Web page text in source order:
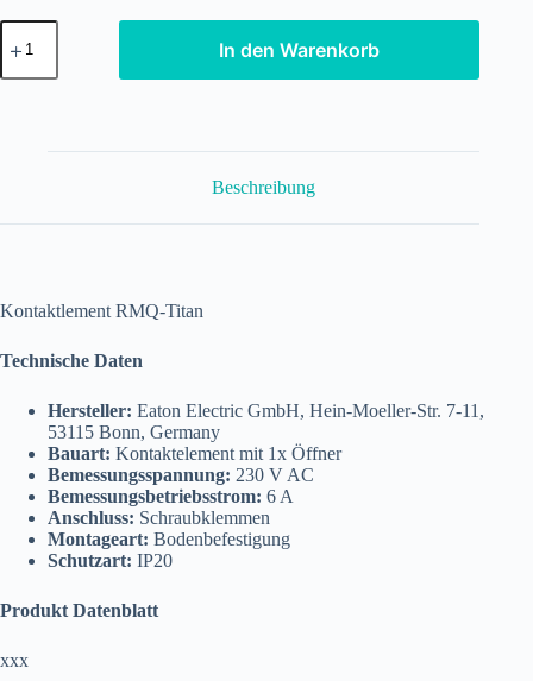
EATON
216382
In den Warenkorb
Beschreibung
Kontaktlement RMQ-Titan
Technische Daten
Hersteller: Eaton Electric GmbH, Hein-Moeller-Str. 7-11,
53115 Bonn, Germany
Bauart: Kontaktelement mit 1x Öffner
Bemessungsspannung: 230 V AC
Bemessungsbetriebsstrom: 6 A
Anschluss: Schraubklemmen
Montageart: Bodenbefestigung
Schutzart: IP20
Produkt Datenblatt
xxx